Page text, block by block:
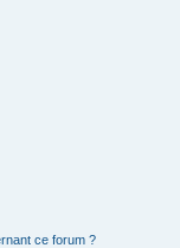
ce forum ?